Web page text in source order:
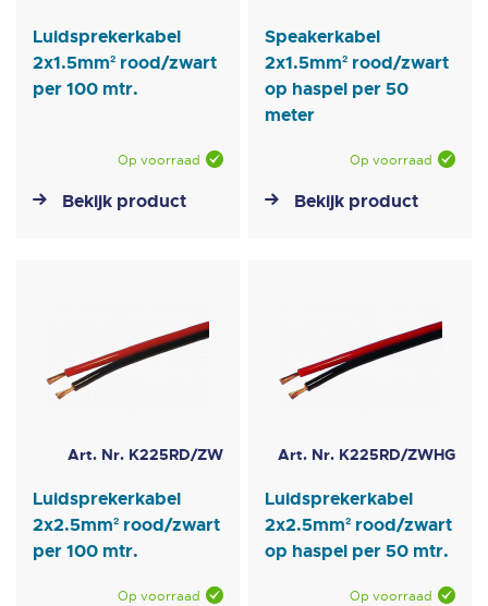
Luidsprekerkabel
2x1.5mm² rood/zwart
per 100 mtr.
Op voorraad
Bekijk product
Speakerkabel
2x1.5mm² rood/zwart
op haspel per 50
meter
Op voorraad
Bekijk product
Art. Nr. K225RD/ZW
Luidsprekerkabel
2x2.5mm² rood/zwart
per 100 mtr.
Op voorraad
Art. Nr. K225RD/ZWHG
Luidsprekerkabel
2x2.5mm² rood/zwart
op haspel per 50 mtr.
Op voorraad